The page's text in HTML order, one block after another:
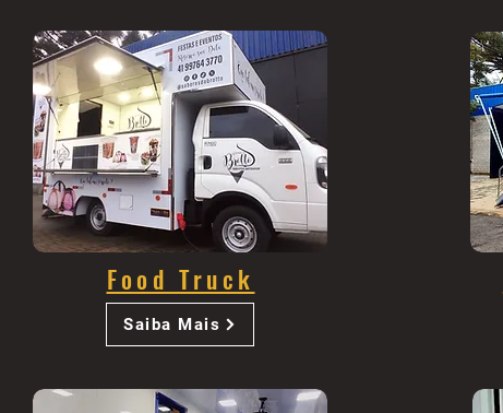
Food Truck
Saiba Mais